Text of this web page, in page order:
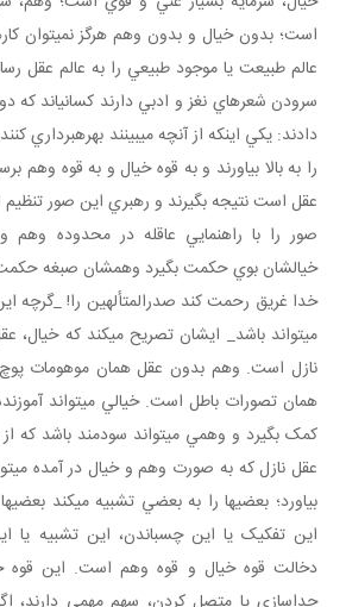
است؛ بدون خيال و بدون وهم هرگز نمي توان
عالم طبيعت يا موجود طبيعي را به عالم عقل
سرودن شعرهاي نغز و ادبي دارند کساني اند که
دادند: يکي اينکه از آنچه مي بينند بهره برداري
را به بالا بياورند و به قوه خيال و به قوه وهم
عقل است نتيجه بگيرند و رهبري اين صور
صور را با راهنمايي عاقله در محدوده وهم
خيالشان بوي حکمت بگيرد وهمشان صبغه
خدا غريق رحمت کند صدرالمتألهين را! _گرچه
مي تواند باشد_ ايشان تصريح مي کند که
نازل است. وهم بدون عقل همان موهومات
همان تصورات باطل است. خيالي مي تواند
کمک بگيرد و وهمي مي تواند سودمند باشد که
عقل نازل که به صورت وهم و خيال در آمده مي
بياورد؛ بعضي ها را به بعضي تشبيه مي کند بعضي
اين تفکيک يا اين چسباندن، اين تشبيه يا
دخالت قوه خيال و قوه وهم است. اين قوه